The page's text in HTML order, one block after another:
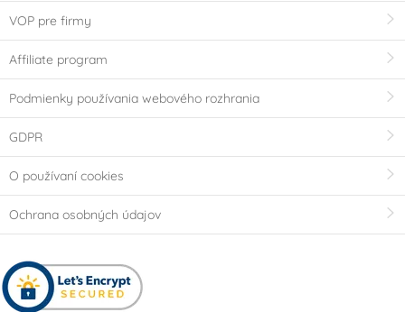
VOP pre firmy
Affiliate program
Podmienky používania webového rozhrania
GDPR
O používaní cookies
Ochrana osobných údajov